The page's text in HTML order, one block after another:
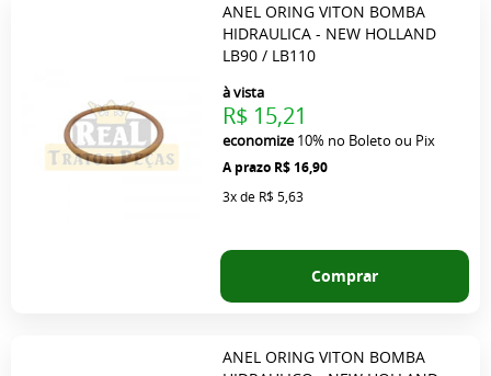
ANEL ORING VITON BOMBA
HIDRAULICA - NEW HOLLAND
LB90 / LB110
R$ 16,90
à vista
R$ 15,21
economize10% no Boleto ou Pix
3xde R$ 5,63
Comprar
ANEL ORING VITON BOMBA